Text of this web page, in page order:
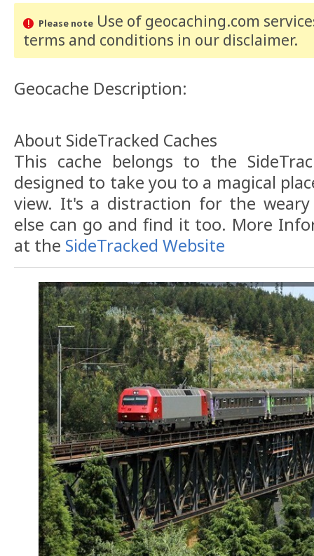
Please noteUse of geocaching.com
terms and conditions in our disclaimer.
Geocache Description:
About SideTracked Caches
This cache belongs to the
designed to take you to a magical
view. It's a distraction for the
else can go and find it too. More
at the SideTracked Website